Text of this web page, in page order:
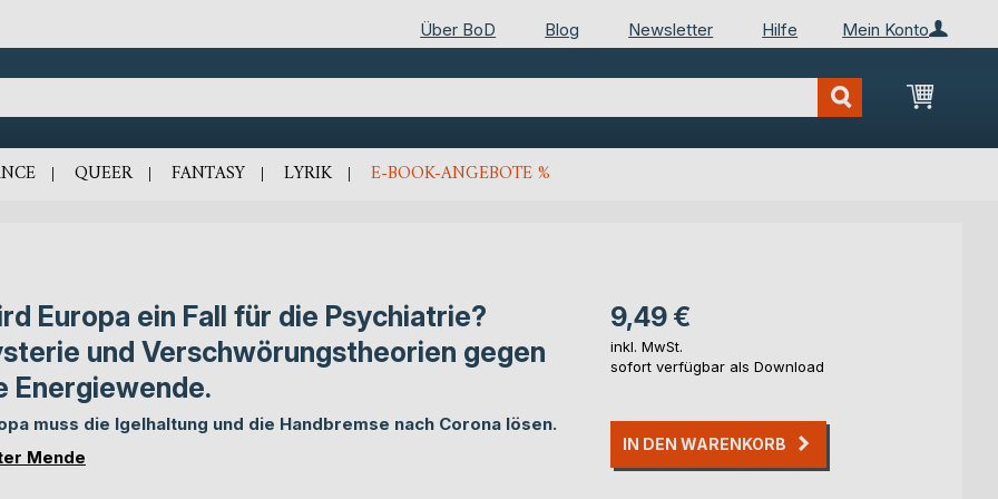
Mein Konto
Über BoD Blog Newsletter Hilfe
Mein
QUEER FANTASY LYRIK E-BOOK-ANGEBOTE %
Europa ein Fall für die Psychiatrie?
und Verschwörungstheorien gegen
Energiewende.
muss die Igelhaltung und die Handbremse nach Corona lösen.
Mende
9,49 €
inkl. MwSt.
sofort verfügbar als Download
IN DEN WARENKORB